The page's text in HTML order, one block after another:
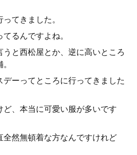
てきました。
るんですよね。
と西松屋とか、逆に高いところ
ーってところに行ってきました
、本当に可愛い服が多いです
全然無頓着な方なんですけれど